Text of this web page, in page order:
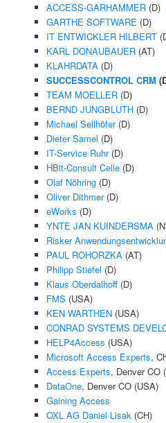
ACCESS-GARHAMMER(D)
GARTHE SOFTWARE (D)
IT ENTWICKLER HILBERT
KARL DONAUBAUER(AT)
KLAHRDATA(D)
SUCCESSCONTROL CRM
TEAM MOELLER(D)
BERND JUNGBLUTH (D)
Michael Sellhöfer (D)
Dieter Samel (D)
IT-Service Ruhr(D)
HBit-Consult Celle(D)
Olaf Nöhring (D)
Oliver Dithmer(D)
eWorks (D)
YNTE JAN KUINDERSMA
Risker
PAUL ROHORZKA(AT)
Philipp Stiefel (D)
Klaus Oberdalhoff(D)
FMS (USA)
KEN WARTHEN (USA)
CONRAD SYSTEMS
HELP4Access (USA)
Microsoft Access Experts,
Access Experts, Denver CO
DataOne, Denver CO (USA)
Gaining Access
OXL AG Daniel Lisak(CH)